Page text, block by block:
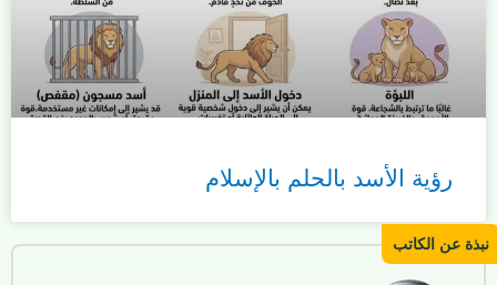
رؤية الأسد بالحلم بالإسلام